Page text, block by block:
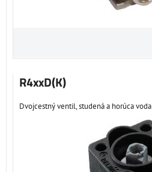
R4xxD(K)
Dvojcestný ventil, studená a horúca voda